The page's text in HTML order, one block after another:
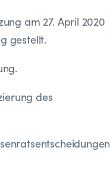
am 27. April 2020
gestellt.
des